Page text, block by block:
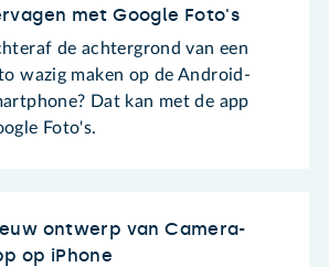
met Google Foto's
de achtergrond van een
wazig maken op de Android-
Dat kan met de app
Foto's.
ontwerp van Camera-
op iPhone